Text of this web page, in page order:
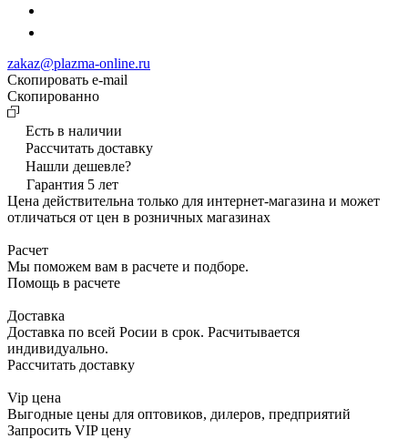
zakaz@plazma-online.ru
Скопировать e-mail
Cкопированно
Есть в наличии
Рассчитать доставку
Нашли дешевле?
Гарантия 5 лет
Цена действительна только для интернет-магазина и может
отличаться от цен в розничных магазинах
Расчет
Мы поможем вам в расчете и подборе.
Помощь в расчете
Доставка
Доставка по всей Росии в срок. Расчитывается
индивидуально.
Рассчитать доставку
Vip цена
Выгодные цены для оптовиков, дилеров, предприятий
Запросить VIP цену